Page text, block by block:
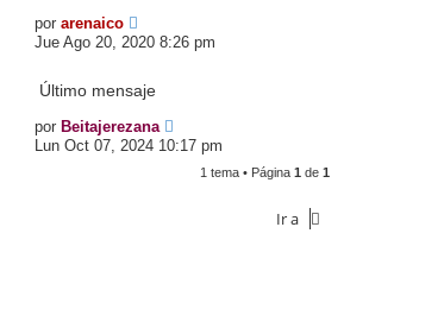
por arenaico
Jue Ago 20, 2020 8:26 pm
Último mensaje
por Beitajerezana
Lun Oct 07, 2024 10:17 pm
1 tema • Página 1 de 1
Ir a